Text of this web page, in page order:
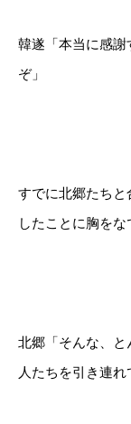
韓遂「本当に感謝
ぞ」
すでに北郷たちと
したことに胸をな
北郷「そんな、
人たちを引き連れ